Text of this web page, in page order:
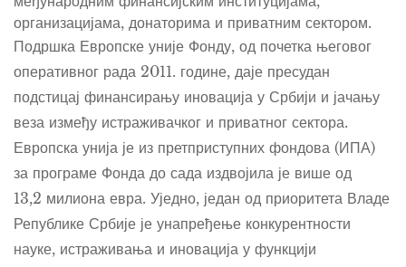
организацијама, донаторима и приватним сектором.
Подршка Европске уније Фонду, од почетка његовог
оперативног рада 2011. године, даје пресудан
подстицај финансирању иновација у Србији и јачању
веза између истраживачког и приватног сектора.
Европска унија је из претприступних фондова (ИПА)
за програме Фонда до сада издвојила је више од
13,2 милиона евра. Уједно, један од приоритета Владе
Републике Србије је унапређење конкурентности
науке, истраживања и иновација у функцији